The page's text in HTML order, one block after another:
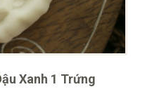
Xanh 1 Trứng